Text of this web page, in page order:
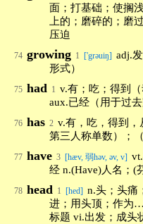
面；打基础；使搁
上的；磨碎的；磨
压迫
74 growing 1 ['grəuiŋ] adj.
形式）
75 had 1 v.有；吃；得到（
aux.已经（用于过
76 has 2 v.有，吃，得到，
第三人称单数）；
77 have 3 [hæv, 弱həv, əv, v]
经 n.(Have)人名；(
78 head 1 [hed] n.头；头痛
进；用头顶；作为
标题 vi.出发；成头